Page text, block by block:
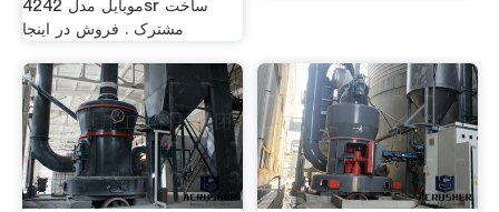
موبایل مدل 4242sr ساخت
مشترک . فروش در اینجا